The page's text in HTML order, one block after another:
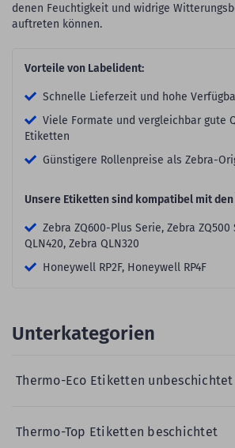
denen Feuchtigkeit und widrige
auftreten können.
Vorteile von Labelident:
Schnelle Lieferzeit und hohe
Viele Formate und vergleichbar gute
Etiketten
Günstigere Rollenpreise als Zebra-
Unsere Etiketten sind kompatibel mit
Zebra ZQ600-Plus Serie, Zebra ZQ500
QLN420, Zebra QLN320
Honeywell RP2F, Honeywell RP4F
Unterkategorien
Thermo-Eco Etiketten unbeschichtet
Thermo-Top Etiketten beschichtet